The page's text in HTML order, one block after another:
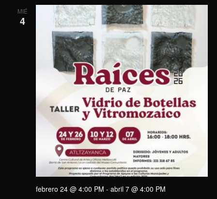
MIÉ
4
febrero 24 @ 4:00 PM - abril 7 @ 4:00 PM